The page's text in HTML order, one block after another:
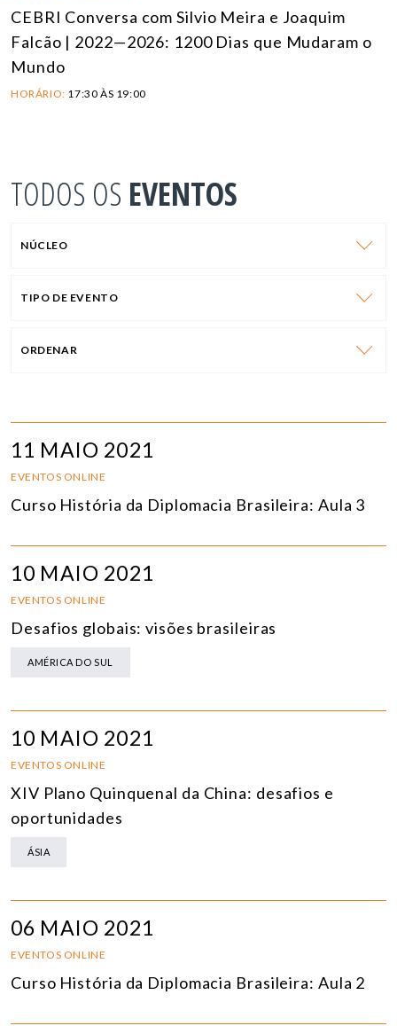
CEBRI Conversa com Silvio Meira e Joaquim
Falcão | 2022—2026: 1200 Dias que Mudaram o
Mundo
HORÁRIO: 17:30 ÀS 19:00
TODOS OS EVENTOS
NÚCLEO
TIPO DE EVENTO
ORDENAR
11 MAIO 2021
EVENTOS ONLINE
Curso História da Diplomacia Brasileira: Aula 3
10 MAIO 2021
EVENTOS ONLINE
Desafios globais: visões brasileiras
AMÉRICA DO SUL
10 MAIO 2021
EVENTOS ONLINE
XIV Plano Quinquenal da China: desafios e
oportunidades
ÁSIA
06 MAIO 2021
EVENTOS ONLINE
Curso História da Diplomacia Brasileira: Aula 2